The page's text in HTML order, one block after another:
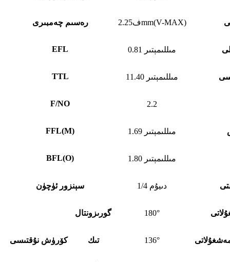
رەسىم چەمبىرى ف2.25mm(V-MAX)
EFL 0.81 مىللىمېتىر
TTL 11.40 مىللىمېتىر
F/NO 2.2
FFL(M) 1.69 مىللىمېتىر
BFL(O) 1.80 مىللىمېتىر
سېنزور ئۈچۈن 1/4 دىيۇم
كۆرۈش نۇقتىسى
گورىزونتال 180°
تىك 136°